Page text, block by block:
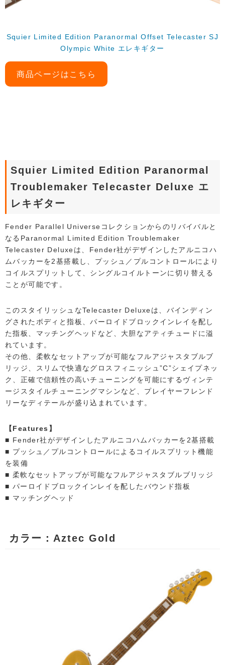
Squier Limited Edition Paranormal Offset Telecaster SJ
Olympic White エレキギター
商品ページはこちら
Squier Limited Edition Paranormal
Troublemaker Telecaster Deluxe エ
レキギター
Fender Parallel Universeコレクションからのリバイバルと
なるParanormal Limited Edition Troublemaker
Telecaster Deluxeは、Fender社がデザインしたアルニコハ
ムバッカーを2基搭載し、プッシュ／プルコントロールにより
コイルスプリットして、シングルコイルトーンに切り替える
ことが可能です。
このスタイリッシュなTelecaster Deluxeは、バインディン
グされたボディと指板、パーロイドブロックインレイを配し
た指板、マッチングヘッドなど、大胆なアティチュードに溢
れています。
その他、柔軟なセットアップが可能なフルアジャスタブルブ
リッジ、スリムで快適なグロスフィニッシュ”C”シェイプネッ
ク、正確で信頼性の高いチューニングを可能にするヴィンテ
ージスタイルチューニングマシンなど、プレイヤーフレンド
リーなディテールが盛り込まれています。
【Features】
■ Fender社がデザインしたアルニコハムバッカーを2基搭載
■ プッシュ／プルコントロールによるコイルスプリット機能
を装備
■ 柔軟なセットアップが可能なフルアジャスタブルブリッジ
■ パーロイドブロックインレイを配したバウンド指板
■ マッチングヘッド
カラー：Aztec Gold